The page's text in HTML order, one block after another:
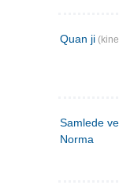
Quan ji
Samlede
Norma